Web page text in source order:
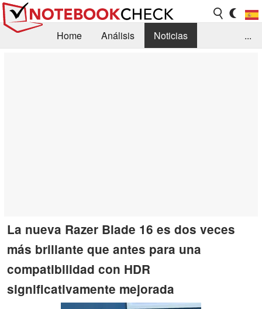
Home Análisis
Noticias
...
La nueva Razer Blade 16 es dos veces
más brillante que antes para una
compatibilidad con HDR
significativamente mejorada